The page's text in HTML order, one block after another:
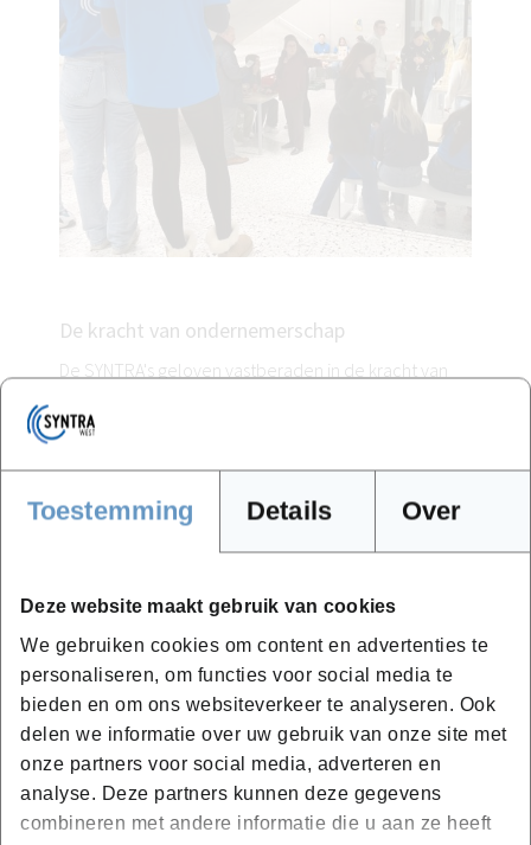
Toestemming Details Over
Deze website maakt gebruik van cookies
We gebruiken cookies om content en advertenties te
personaliseren, om functies voor social media te
bieden en om ons websiteverkeer te analyseren. Ook
delen we informatie over uw gebruik van onze site met
onze partners voor social media, adverteren en
analyse. Deze partners kunnen deze gegevens
combineren met andere informatie die u aan ze heeft
De kracht van ondernemerschap
De SYNTRA's geloven vastberaden in de kracht van
hebben altijd geloofd in de combinatie van
praktijkgericht leren en theorie. Het feit dat de
leerdoelen sinds 2019 zijn afgestemd op die van het
leerlingen," aldus Vanessa De Leeuw.
Het duaal-only principe, waarbij opleidingen enkel
nog duaal worden aangeboden door scholen waar
dit mogelijk is, wordt door vele werkgevers
toegejuicht. "SYNTRA heeft bewezen dat dit niet
alleen mogelijk is, maar ook uiterst effectief. Met hun
jarenlange expertise en sterke band met
ondernemers zijn zij dé opleidingsverstrekker voor